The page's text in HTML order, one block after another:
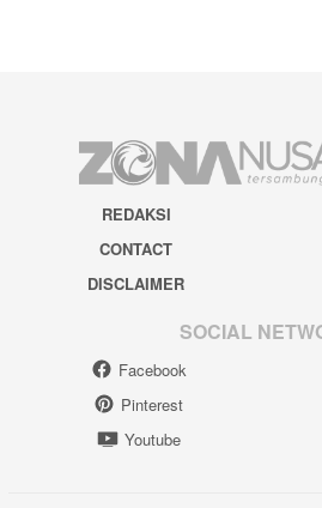
REDAKSI
CONTACT
DISCLAIMER
SOCIAL
Facebook
Pinterest
Youtube